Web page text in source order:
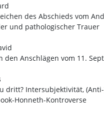
des Abschieds vom
und pathologischer Trauer
den Anschlägen vom 11.
dritt? Intersubjektivität,
Honneth-Kontroverse